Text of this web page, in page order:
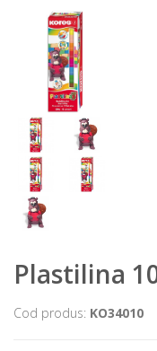
Plastilina
Cod produs: KO34010